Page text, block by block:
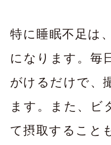
特に睡眠不足は
になります。毎
がけるだけで、
ます。また、ビ
て摂取すること